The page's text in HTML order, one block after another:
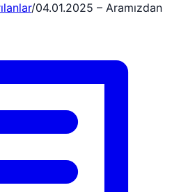
/04.01.2025 – Aramızdan